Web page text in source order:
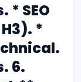
* SEO
*
6.